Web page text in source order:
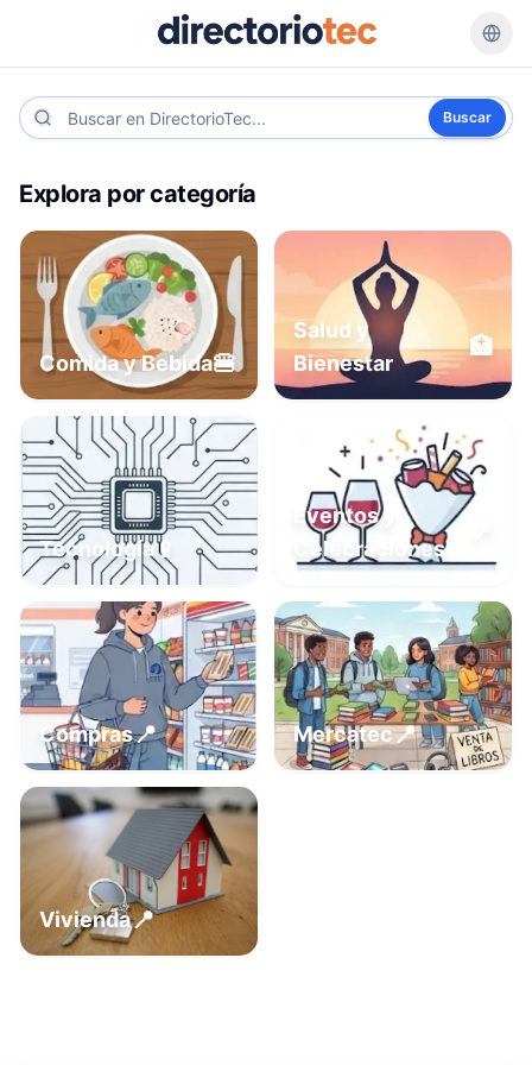
Buscar
Explora por categoría
Comida y Bebida🍔
Salud y
Bienestar
🏥
Tecnología📱
Eventos y
Celebraciones
Compras📍 Mercatec📍
Vivienda📍